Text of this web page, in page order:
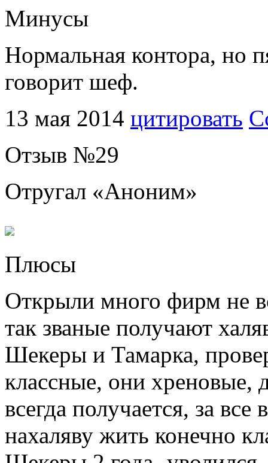
Минусы
Нормальная контора, но
говорит шеф.
13 мая 2014 цитировать
Отзыв №29
Отругал «Аноним»
Плюсы
Открыли много фирм не
так званые получают
Шекеры и Тамарка,
классные, они хреновые,
всегда получается, за
нахаляву жить конечно